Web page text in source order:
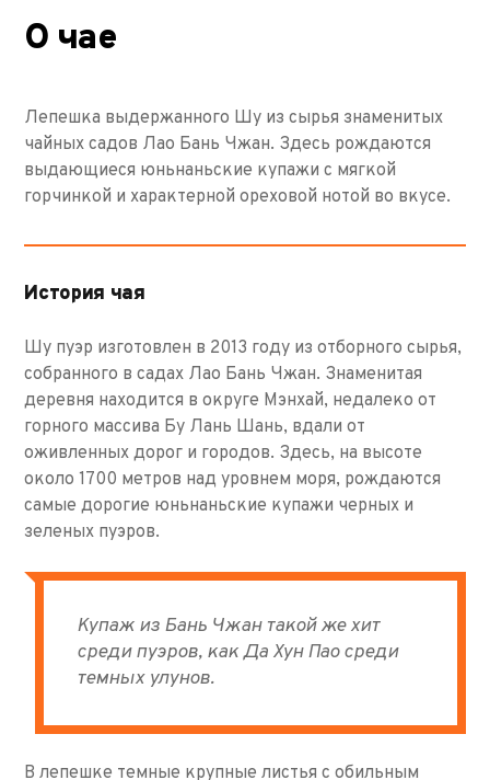
О чае
Лепешка выдержанного Шу из сырья знаменитых
чайных садов Лао Бань Чжан. Здесь рождаются
выдающиеся юньнаньские купажи с мягкой
горчинкой и характерной ореховой нотой во вкусе.
История чая
Шу пуэр изготовлен в 2013 году из отборного сырья,
собранного в садах Лао Бань Чжан. Знаменитая
деревня находится в округе Мэнхай, недалеко от
горного массива Бу Лань Шань, вдали от
оживленных дорог и городов. Здесь, на высоте
около 1700 метров над уровнем моря, рождаются
самые дорогие юньнаньские купажи черных и
зеленых пуэров.
Купаж из Бань Чжан такой же хит
среди пуэров, как Да Хун Пао среди
темных улунов.
В лепешке темные крупные листья с обильным